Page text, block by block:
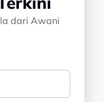
dari Awani